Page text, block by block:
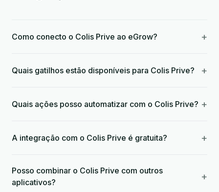
Como conecto o Colis Prive ao eGrow? +
Quais gatilhos estão disponíveis para Colis Prive? +
Quais ações posso automatizar com o Colis Prive? +
A integração com o Colis Prive é gratuita? +
Posso combinar o Colis Prive com outros
aplicativos?
+